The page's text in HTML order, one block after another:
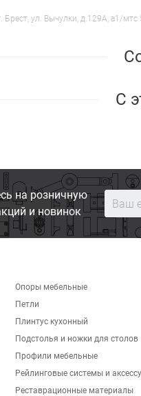
ул. Вычулки, д.129А, a1/мтс
С
на розничную
и новинок
Опоры мебельные
Петли
Плинтус кухонный
Подстолья и ножки для столов
Профили мебельные
Рейлинговые системы и
Реставрационные материалы